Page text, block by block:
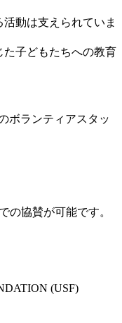
動は支えられていま
子どもたちへの教育
ボランティアスタッ
の協賛が可能です。
(USF)